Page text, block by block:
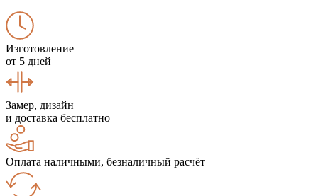
Изготовление
от 5 дней
Замер, дизайн
и доставка бесплатно
Оплата наличными, безналичный расчёт